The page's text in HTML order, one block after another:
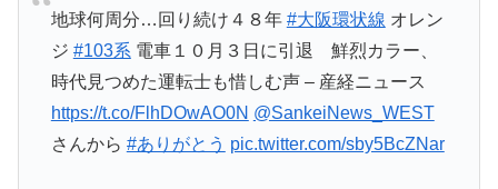
地球何周分…回り続け４８年 #大阪環状線 オレン
ジ #103系電車１０月３日に引退 鮮烈カラー、
時代見つめた運転士も惜しむ声 – 産経ニュース
https://t.co/FlhDOwAO0N @SankeiNews_WEST
さんから #ありがとう pic.twitter.com/sby5BcZNar